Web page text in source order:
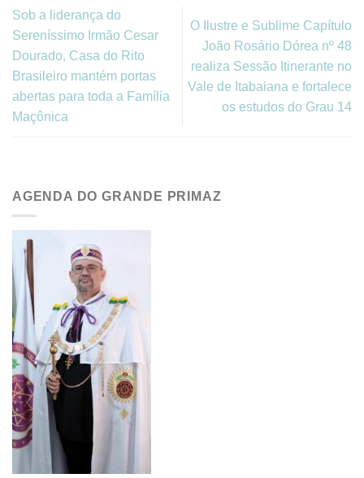
Sob a liderança do
Sereníssimo Irmão Cesar
Dourado, Casa do Rito
Brasileiro mantém portas
abertas para toda a Família
Maçônica
O Ilustre e Sublime Capítulo
João Rosário Dórea nº 48
realiza Sessão Itinerante no
Vale de Itabaiana e fortalece
os estudos do Grau 14
AGENDA DO GRANDE PRIMAZ